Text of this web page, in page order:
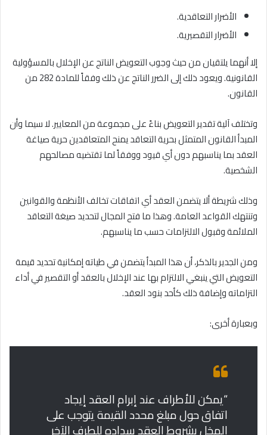
الأضرار التعاقدية.
الأضرار التقصيرية.
إلا أنهما يلتقيان من حيث وجوب التعويض الناتج عن الإخلال بالمسؤولية
القانونية. ويعود ذلك إلى الضرر الناتج عن ذلك وفقاً للمادة 282 من
القانون.
وتختلف آلية تقدير التعويض بناءً على مجموعة من المعايير. لا سيما وأن
المبدأ القانون المتمثل بحرية التعاقد يمنح المتعاقدين حرية صياغة
العقد بما يناسبهم دون أي قيود ووفقاً لما تقتضيه مصالحهم
الشخصية.
وذلك شريطة ألا يتضمن العقد أي اتفاقات تخالف الأنظمة والقوانين
وتنتهك القواعد العامة. وهذا ما فتح المجال لتحديد صيغة التعاقد
الملائمة وقبول الالتزامات حسب ما يناسبهم.
ومن الجدير بالذكر، أن هذا المبدأ يتضمن في طياته إمكانية تحديد قيمة
التعويض التي ينبغي الالتزام بها عند الإخلال بالعقد أو التقصير في أداء
التزاماته وإضافة ذلك كأحد بنود العقد.
وبعبارة أخرى:
“يمكن للأطراف عند إبرام العقد إيجاد
اتفاق حول مبلغ محدد القيمة يتوجب على
المخل بشروط العقد سداده للطرف الآخر